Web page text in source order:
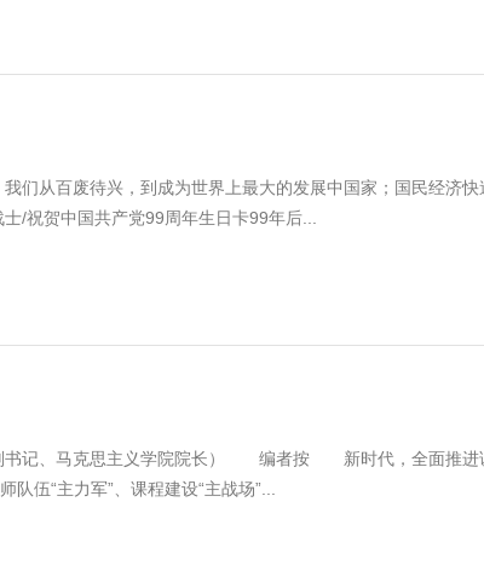
们从百废待兴，到成为世界上最大的发展中国家；国民经济快
/祝贺中国共产党99周年生日卡99年后...
副书记、马克思主义学院院长） 编者按 新时代，全面推进
伍“主力军”、课程建设“主战场”...